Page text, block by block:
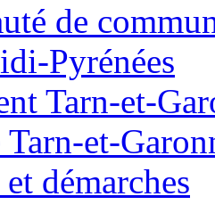
de
Pyrénées
Tarn-et-
et-
démarches